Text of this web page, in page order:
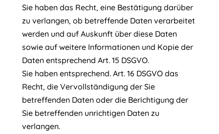
Sie haben das Recht, eine Bestätigung darüber
zu verlangen, ob betreffende Daten verarbeitet
werden und auf Auskunft über diese Daten
sowie auf weitere Informationen und Kopie der
Daten entsprechend Art. 15 DSGVO.
Sie haben entsprechend. Art. 16 DSGVO das
Recht, die Vervollständigung der Sie
betreffenden Daten oder die Berichtigung der
Sie betreffenden unrichtigen Daten zu
verlangen.